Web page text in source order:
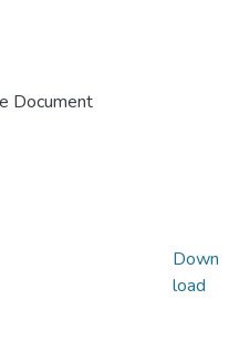
Document
Down
load